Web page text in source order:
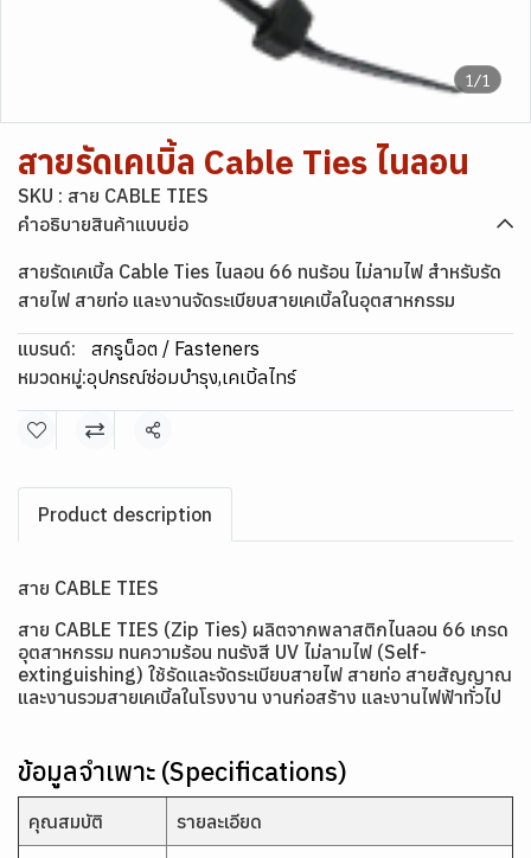
1/1
สายรัดเคเบิ้ล Cable Ties ไนลอน
SKU : สาย CABLE TIES
คำอธิบายสินค้าแบบย่อ
สายรัดเคเบิ้ล Cable Ties ไนลอน 66 ทนร้อน ไม่ลามไฟ สำหรับรัด
สายไฟ สายท่อ และงานจัดระเบียบสายเคเบิ้ลในอุตสาหกรรม
แบรนด์:
สกรูน็อต / Fasteners
หมวดหมู่:อุปกรณ์ซ่อมบำรุง,เคเบิ้ลไทร์
แชร์
Product description
สาย CABLE TIES
สาย CABLE TIES (Zip Ties) ผลิตจากพลาสติกไนลอน 66 เกรด
อุตสาหกรรม ทนความร้อน ทนรังสี UV ไม่ลามไฟ (Self-
extinguishing) ใช้รัดและจัดระเบียบสายไฟ สายท่อ สายสัญญาณ
และงานรวมสายเคเบิ้ลในโรงงาน งานก่อสร้าง และงานไฟฟ้าทั่วไป
ข้อมูลจำเพาะ (Specifications)
คุณสมบัติ รายละเอียด